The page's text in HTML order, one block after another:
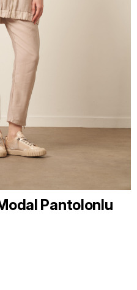
Pantolonlu